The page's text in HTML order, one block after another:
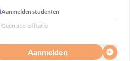
Aanmelden studenten
Geen accreditatie
Aanmelden